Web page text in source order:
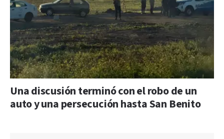
Una discusión terminó con el robo de un
auto y una persecución hasta San Benito